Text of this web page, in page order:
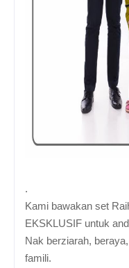
.
Kami bawakan set
EKSKLUSIF untuk
Nak berziarah,
famili.